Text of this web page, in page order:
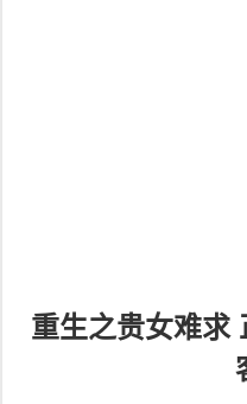
重生之贵女难求